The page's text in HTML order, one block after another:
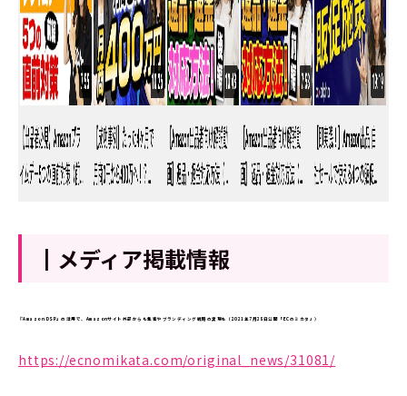
┃メディア掲載情報
『Amazon DSP』の活用で、Amazonサイト外部からも集客やブランディング戦略の実現を（2021年7月28日公開「ECのミカタ」）
https://ecnomikata.com/original_news/31081/